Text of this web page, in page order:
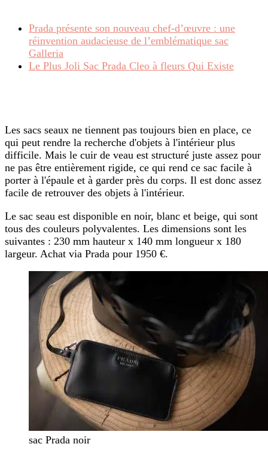
Prada présente son nouveau chef-d’œuvre : une
réinvention audacieuse de l’emblématique sac
Galleria
Le Plus Joli Sac Prada Cleo à fleurs Qui Existe
Les sacs seaux ne tiennent pas toujours bien en place, ce
qui peut rendre la recherche d'objets à l'intérieur plus
difficile. Mais le cuir de veau est structuré juste assez pour
ne pas être entièrement rigide, ce qui rend ce sac facile à
porter à l'épaule et à garder près du corps. Il est donc assez
facile de retrouver des objets à l'intérieur.
Le sac seau est disponible en noir, blanc et beige, qui sont
tous des couleurs polyvalentes. Les dimensions sont les
suivantes : 230 mm hauteur x 140 mm longueur x 180
largeur. Achat via Prada pour 1950 €.
sac Prada noir